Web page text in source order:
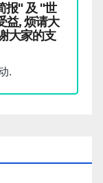
报" 及 "世
益, 烦请大
大家的支
.